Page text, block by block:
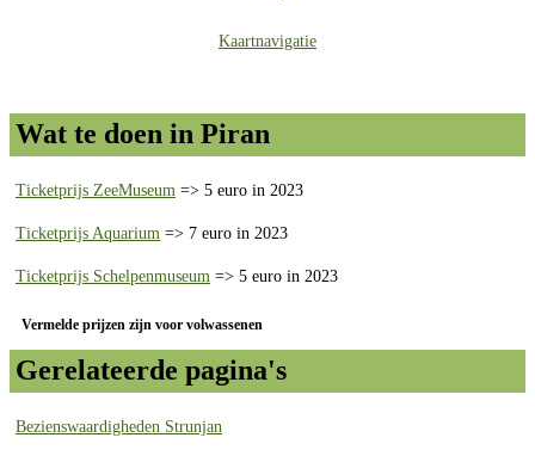
Kaartnavigatie
Wat te doen in Piran
Ticketprijs ZeeMuseum => 5 euro in 2023
Ticketprijs Aquarium => 7 euro in 2023
Ticketprijs Schelpenmuseum => 5 euro in 2023
Vermelde prijzen zijn voor volwassenen
Gerelateerde pagina's
Bezienswaardigheden Strunjan